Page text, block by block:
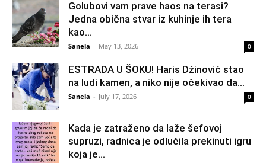
Golubovi vam prave haos na terasi?
Jedna obična stvar iz kuhinje ih tera
kao...
Sanela - May 13, 2026 0
ESTRADA U ŠOKU! Haris Džinović stao
na ludi kamen, a niko nije očekivao da...
Sanela - July 17, 2026 0
Kada je zatraženo da laže šefovoj
supruzi, radnica je odlučila prekinuti igru
koja je...